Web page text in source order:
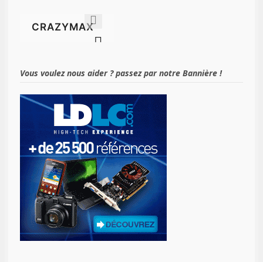
Vous voulez nous aider ? passez par notre Bannière !